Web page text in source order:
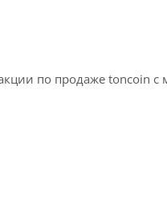
по продаже toncoin с